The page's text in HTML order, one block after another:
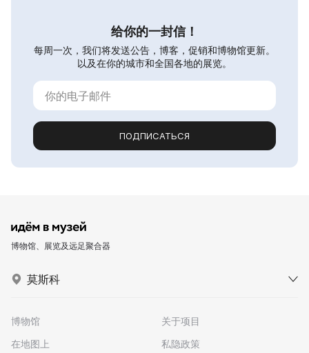
给你的一封信！
每周一次，我们将发送公告，博客，促销和博物馆更新。
以及在你的城市和全国各地的展览。
ПОДПИСАТЬСЯ
博物馆、展览及远足聚合器
莫斯科
博物馆
在地图上
关于项目
私隐政策